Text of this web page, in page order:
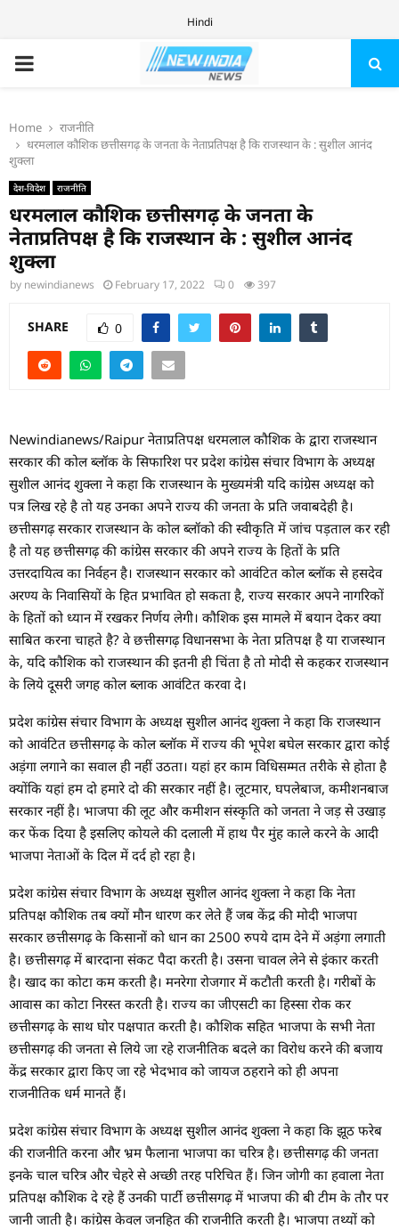
Hindi
PRIMARY
Home
राजनीति
धरमलाल कौशिक छत्तीसगढ़ के जनता के नेताप्रतिपक्ष है कि राजस्थान के : सुशील आनंद
शुक्ला
देश-विदेश राजनीति
धरमलाल कौशिक छत्तीसगढ़ के जनता के
नेताप्रतिपक्ष है कि राजस्थान के : सुशील आनंद
शुक्ला
by newindianews February 17, 2022 0 397
SHARE 0
Newindianews/Raipur नेताप्रतिपक्ष धरमलाल कौशिक के द्वारा राजस्थान
सरकार की कोल ब्लॉक के सिफारिश पर प्रदेश कांग्रेस संचार विभाग के अध्यक्ष
सुशील आनंद शुक्ला ने कहा कि राजस्थान के मुख्यमंत्री यदि कांग्रेस अध्यक्ष को
पत्र लिख रहे है तो यह उनका अपने राज्य की जनता के प्रति जवाबदेही है।
छत्तीसगढ़ सरकार राजस्थान के कोल ब्लॉको की स्वीकृति में जांच पड़ताल कर रही
है तो यह छत्तीसगढ़ की कांग्रेस सरकार की अपने राज्य के हितों के प्रति
उत्तरदायित्व का निर्वहन है। राजस्थान सरकार को आवंटित कोल ब्लॉक से हसदेव
अरण्य के निवासियों के हित प्रभावित हो सकता है, राज्य सरकार अपने नागरिकों
के हितों को ध्यान में रखकर निर्णय लेगी। कौशिक इस मामले में बयान देकर क्या
साबित करना चाहते है? वे छत्तीसगढ़ विधानसभा के नेता प्रतिपक्ष है या राजस्थान
के, यदि कौशिक को राजस्थान की इतनी ही चिंता है तो मोदी से कहकर राजस्थान
के लिये दूसरी जगह कोल ब्लाक आवंटित करवा दे।
प्रदेश कांग्रेस संचार विभाग के अध्यक्ष सुशील आनंद शुक्ला ने कहा कि राजस्थान
को आवंटित छत्तीसगढ़ के कोल ब्लॉक में राज्य की भूपेश बघेल सरकार द्वारा कोई
अड़ंगा लगाने का सवाल ही नहीं उठता। यहां हर काम विधिसम्मत तरीके से होता है
क्योंकि यहां हम दो हमारे दो की सरकार नहीं है। लूटमार, घपलेबाज, कमीशनबाज
सरकार नहीं है। भाजपा की लूट और कमीशन संस्कृति को जनता ने जड़ से उखाड़
कर फेंक दिया है इसलिए कोयले की दलाली में हाथ पैर मुंह काले करने के आदी
भाजपा नेताओं के दिल में दर्द हो रहा है।
प्रदेश कांग्रेस संचार विभाग के अध्यक्ष सुशील आनंद शुक्ला ने कहा कि नेता
प्रतिपक्ष कौशिक तब क्यों मौन धारण कर लेते हैं जब केंद्र की मोदी भाजपा
सरकार छत्तीसगढ़ के किसानों को धान का 2500 रुपये दाम देने में अड़ंगा लगाती
है। छत्तीसगढ़ में बारदाना संकट पैदा करती है। उसना चावल लेने से इंकार करती
है। खाद का कोटा कम करती है। मनरेगा रोजगार में कटौती करती है। गरीबों के
आवास का कोटा निरस्त करती है। राज्य का जीएसटी का हिस्सा रोक कर
छत्तीसगढ़ के साथ घोर पक्षपात करती है। कौशिक सहित भाजपा के सभी नेता
छत्तीसगढ़ की जनता से लिये जा रहे राजनीतिक बदले का विरोध करने की बजाय
केंद्र सरकार द्वारा किए जा रहे भेदभाव को जायज ठहराने को ही अपना
राजनीतिक धर्म मानते हैं।
प्रदेश कांग्रेस संचार विभाग के अध्यक्ष सुशील आनंद शुक्ला ने कहा कि झूठ फरेब
की राजनीति करना और भ्रम फैलाना भाजपा का चरित्र है। छत्तीसगढ़ की जनता
इनके चाल चरित्र और चेहरे से अच्छी तरह परिचित हैं। जिन जोगी का हवाला नेता
प्रतिपक्ष कौशिक दे रहे हैं उनकी पार्टी छत्तीसगढ़ में भाजपा की बी टीम के तौर पर
जानी जाती है। कांग्रेस केवल जनहित की राजनीति करती है। भाजपा तथ्यों को